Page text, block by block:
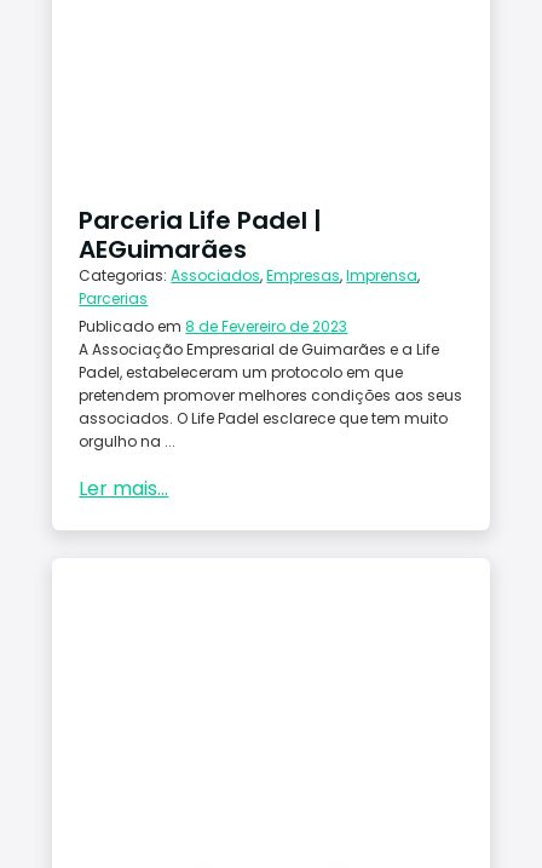
Parceria Life Padel |
AEGuimarães
Categorias:Associados,Empresas,Imprensa,
Parcerias
Publicado em8 de Fevereiro de 2023
A Associação Empresarial de Guimarães e a Life
Padel, estabeleceram um protocolo em que
pretendem promover melhores condições aos seus
associados. O Life Padel esclarece que tem muito
orgulho na ...
Ler mais...